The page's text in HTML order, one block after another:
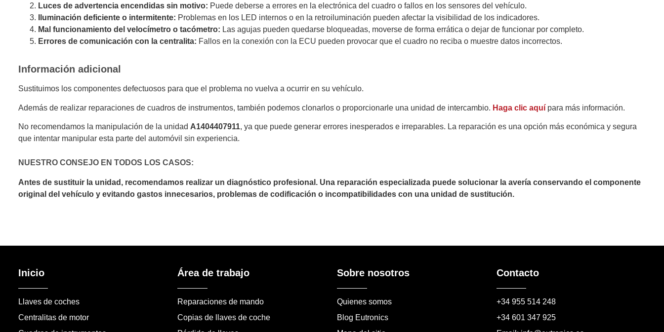
Luces de advertencia encendidas sin motivo: Puede deberse a errores en la electrónica del cuadro o fallos en los sensores del vehículo.
Iluminación deficiente o intermitente: Problemas en los LED internos o en la retroiluminación pueden afectar la visibilidad de los indicadores.
Mal funcionamiento del velocímetro o tacómetro: Las agujas pueden quedarse bloqueadas, moverse de forma errática o dejar de funcionar por completo.
Errores de comunicación con la centralita: Fallos en la conexión con la ECU pueden provocar que el cuadro no reciba o muestre datos incorrectos.
Información adicional
Sustituimos los componentes defectuosos para que el problema no vuelva a ocurrir en su vehículo.
Además de realizar reparaciones de cuadros de instrumentos, también podemos clonarlos o proporcionarle una unidad de intercambio. Haga clic aquí para más información.
No recomendamos la manipulación de la unidad A1404407911, ya que puede generar errores inesperados e irreparables. La reparación es una opción más económica y segura
que intentar manipular esta parte del automóvil sin experiencia.
NUESTRO CONSEJO EN TODOS LOS CASOS:
Antes de sustituir la unidad, recomendamos realizar un diagnóstico profesional. Una reparación especializada puede solucionar la avería conservando el componente
original del vehículo y evitando gastos innecesarios, problemas de codificación o incompatibilidades con una unidad de sustitución.
Inicio
Llaves de coches
Centralitas de motor
Área de trabajo
Reparaciones de mando
Copias de llaves de coche
Sobre nosotros
Quienes somos
Blog Eutronics
Contacto
+34 955 514 248
+34 601 347 925